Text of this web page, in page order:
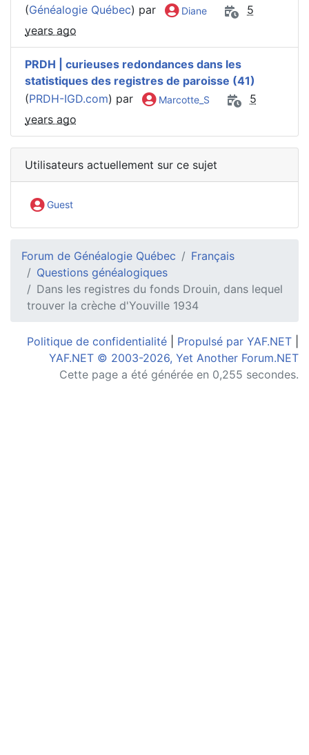
(Généalogie Québec) par Diane
5
years ago
PRDH | curieuses redondances dans les
statistiques des registres de paroisse (41)
(PRDH-IGD.com) par Marcotte_S
5
years ago
Utilisateurs actuellement sur ce sujet
Guest
Forum de Généalogie Québec
Français
Questions généalogiques
Dans les registres du fonds Drouin, dans lequel
trouver la crèche d'Youville 1934
Politique de confidentialité Propulsé par YAF.NET
YAF.NET © 2003-2026, Yet Another Forum.NET
Cette page a été générée en 0,255 secondes.